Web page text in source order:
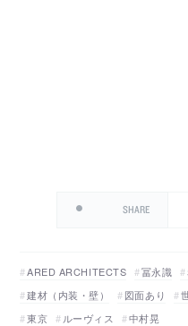
SHARE
ARED ARCHITECTS 冨永識
建材（内装・壁）
図面あり
東京
ルーヴィス 中村晃